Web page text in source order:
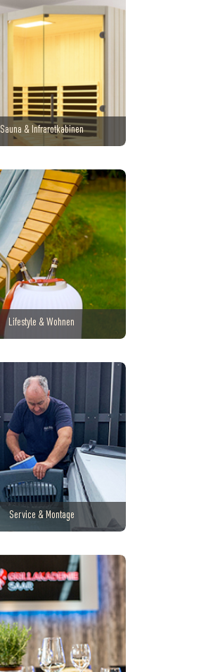
Sauna & Infrarotkabinen
Lifestyle & Wohnen
Service & Montage